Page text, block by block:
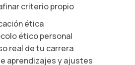
criterio propio
ética
ético personal
real de tu carrera
aprendizajes y ajustes